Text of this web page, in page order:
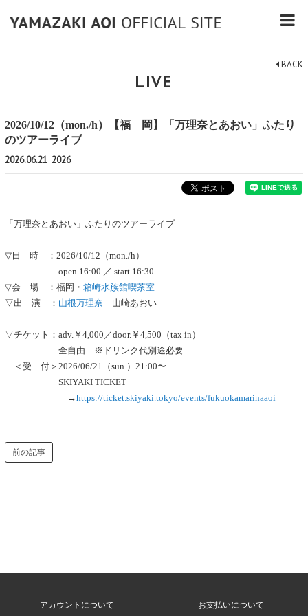
LIVE
BACK
2026/10/12（mon./h）【福 岡】「万理奈とあおい」ふたり
のツアーライブ
2026.06.21 2026
「万理奈とあおい」ふたりのツアーライブ
▽日 時 ：2026/10/12（mon./h）
open 16:00 ／ start 16:30
▽会 場 ：福岡・ 箱崎水族館喫茶室
▽出 演 ： 山根万理奈 山崎あおい
▽チケット：adv.￥4,000／door.￥4,500（tax in）
全自由 ※ドリンク代別途必要
＜受 付＞2026/06/21（sun.）21:00〜
SKIYAKI TICKET
→https://ticket.skiyaki.tokyo/events/fukuokamarinaaoi
前の記事
アカウントについて お支払いについて